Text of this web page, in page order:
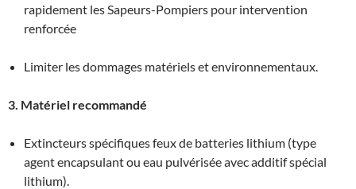
rapidement les Sapeurs-Pompiers pour intervention
renforcée
Limiter les dommages matériels et environnementaux.
3. Matériel recommandé
Extincteurs spécifiques feux de batteries lithium (type
agent encapsulant ou eau pulvérisée avec additif spécial
lithium).